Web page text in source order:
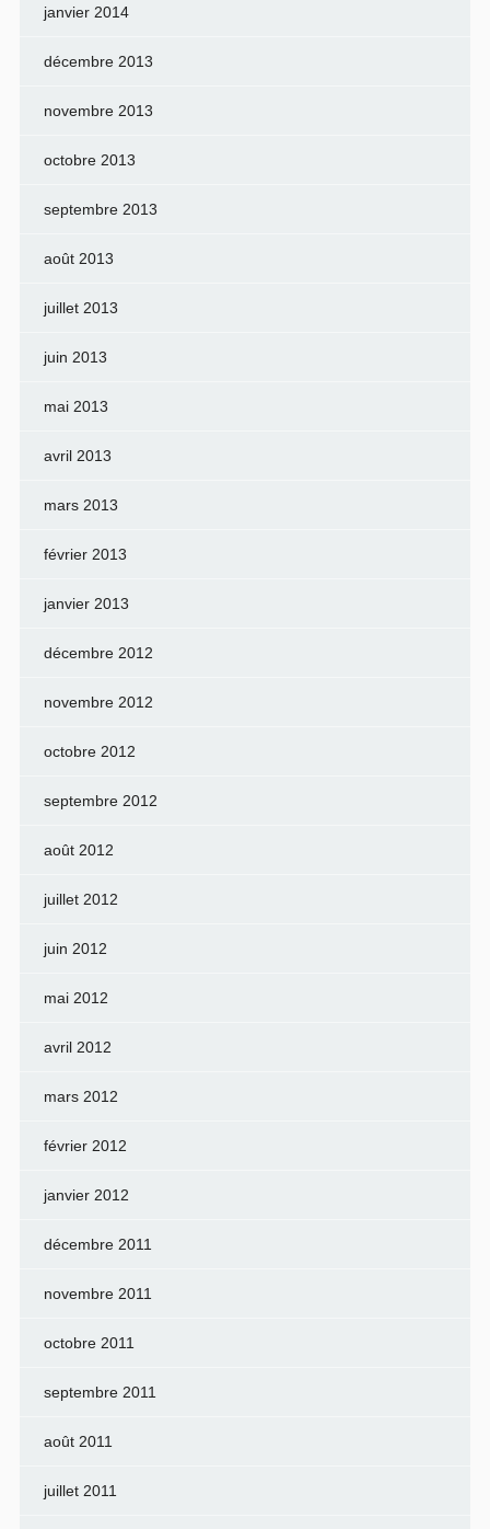
janvier 2014
décembre 2013
novembre 2013
octobre 2013
septembre 2013
août 2013
juillet 2013
juin 2013
mai 2013
avril 2013
mars 2013
février 2013
janvier 2013
décembre 2012
novembre 2012
octobre 2012
septembre 2012
août 2012
juillet 2012
juin 2012
mai 2012
avril 2012
mars 2012
février 2012
janvier 2012
décembre 2011
novembre 2011
octobre 2011
septembre 2011
août 2011
juillet 2011